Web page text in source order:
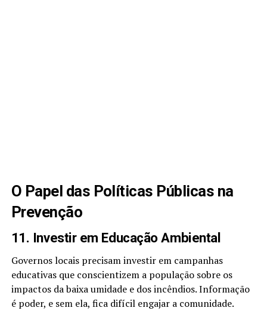
O Papel das Políticas Públicas na
Prevenção
11. Investir em Educação Ambiental
Governos locais precisam investir em campanhas
educativas que conscientizem a população sobre os
impactos da baixa umidade e dos incêndios. Informação
é poder, e sem ela, fica difícil engajar a comunidade.